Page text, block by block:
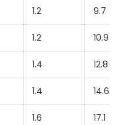
1.2 9.7
1.2 10.9
1.4 12.8
1.4 14.6
1.6 17.1